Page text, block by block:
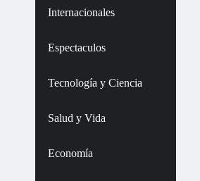
Internacionales
Espectaculos
Tecnología y Ciencia
Salud y Vida
Economía